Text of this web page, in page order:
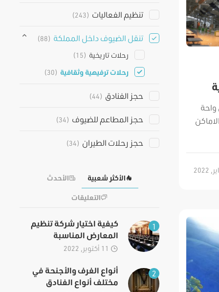
واحة
تنظيم الفعاليات (243)
تنقل الضيوف داخل المملكة (88)
رحلات تاريخية (15)
رحلات ترفيهية وثقافية (30)
حجز الفنادق (44)
حجز المطاعم للضيوف (34)
حجز رحلات الطيران (34)
الأكثر شعبية الأحدث
التعليقات
1
كيفية اختيار شركة تنظيم
المعارض المناسبة
2
أنواع الغرف والأجنحة في
مختلف أنواع الفنادق